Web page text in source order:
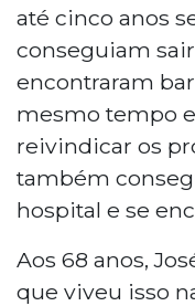
até cinco anos
conseguiam
encontraram
mesmo tempo
reivindicar os
também
hospital e se
Aos 68 anos,
que viveu isso